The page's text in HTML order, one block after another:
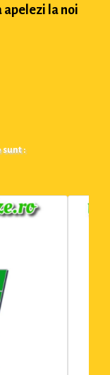
apelezi la noi
: